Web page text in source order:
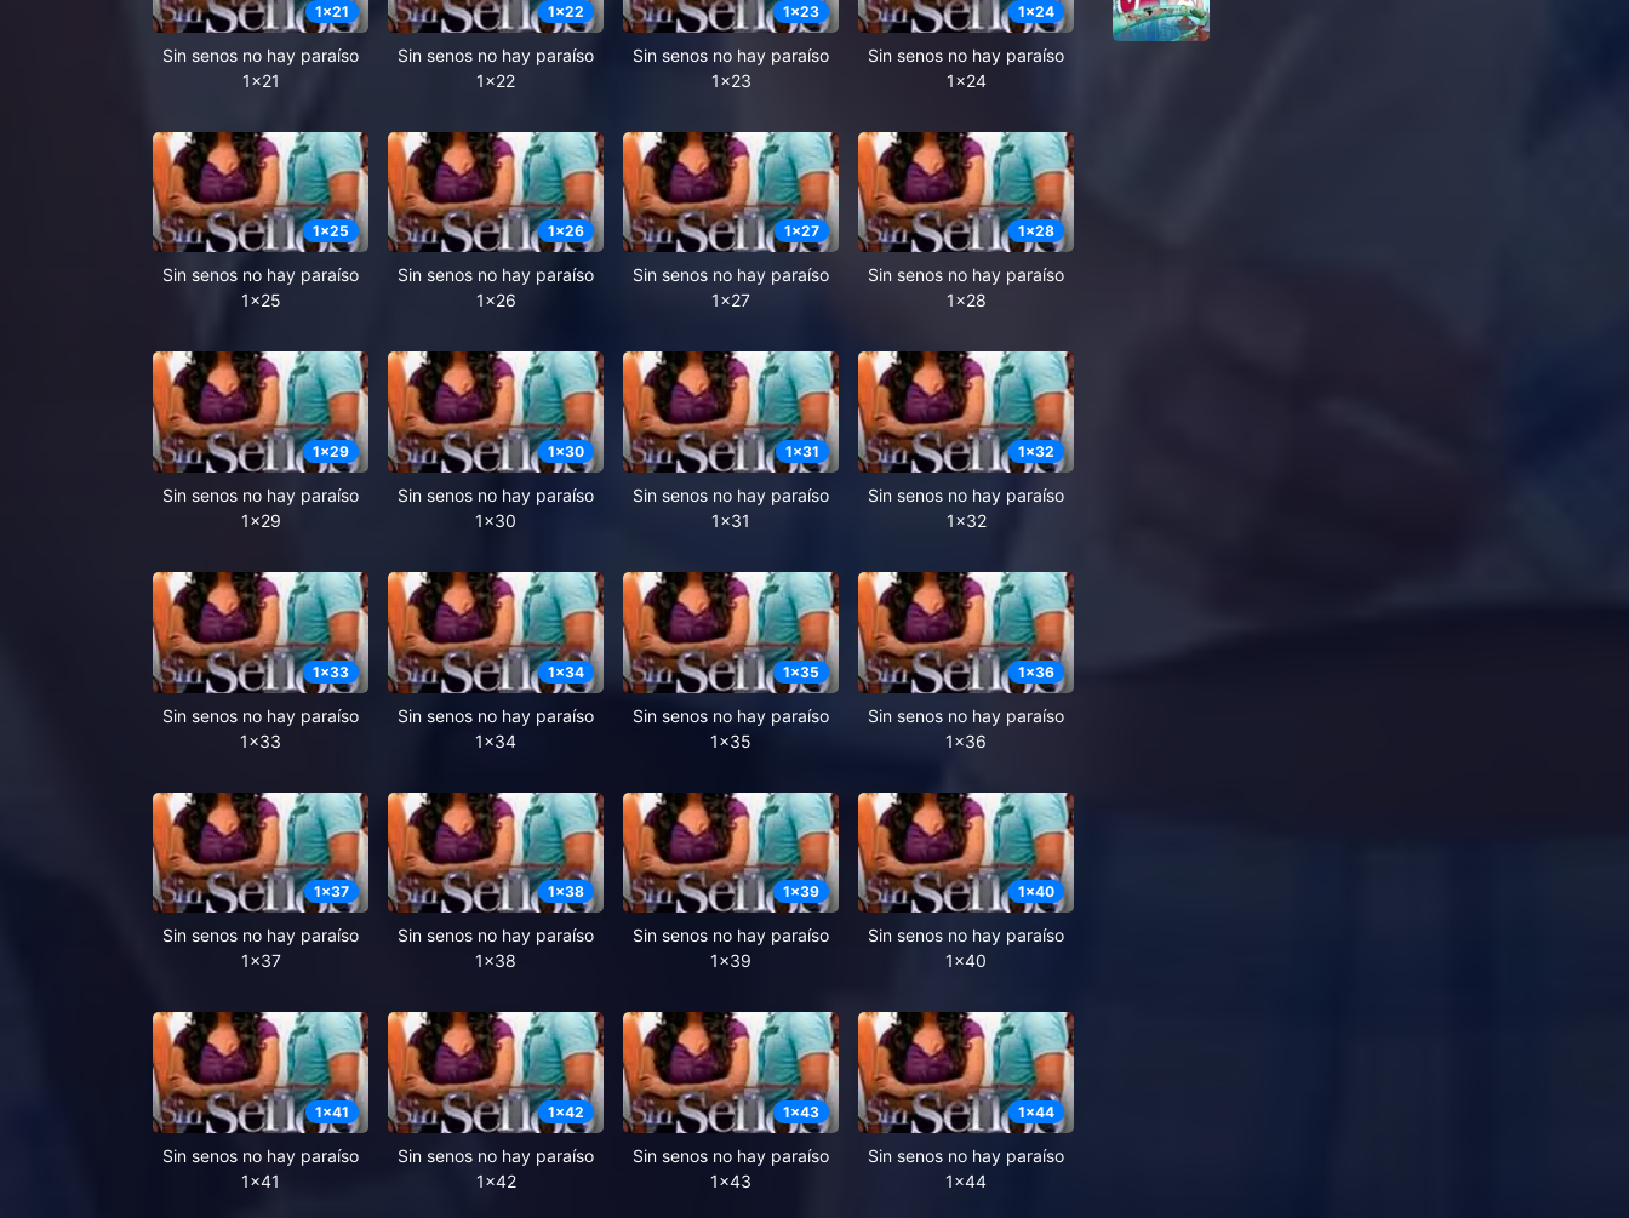
1x21
Sin senos no hay paraíso
1x21
1x22
Sin senos no hay paraíso
1x22
1x23
Sin senos no hay paraíso
1x23
1x24
Sin senos no hay paraíso
1x24
1x25
Sin senos no hay paraíso
1x25
1x26
Sin senos no hay paraíso
1x26
1x27
Sin senos no hay paraíso
1x27
1x28
Sin senos no hay paraíso
1x28
1x29
Sin senos no hay paraíso
1x29
1x30
Sin senos no hay paraíso
1x30
1x31
Sin senos no hay paraíso
1x31
1x32
Sin senos no hay paraíso
1x32
1x33
Sin senos no hay paraíso
1x33
1x34
Sin senos no hay paraíso
1x34
1x35
Sin senos no hay paraíso
1x35
1x36
Sin senos no hay paraíso
1x36
1x37
Sin senos no hay paraíso
1x37
1x38
Sin senos no hay paraíso
1x38
1x39
Sin senos no hay paraíso
1x39
1x40
Sin senos no hay paraíso
1x40
1x41
Sin senos no hay paraíso
1x41
1x42
Sin senos no hay paraíso
1x42
1x43
Sin senos no hay paraíso
1x43
1x44
Sin senos no hay paraíso
1x44